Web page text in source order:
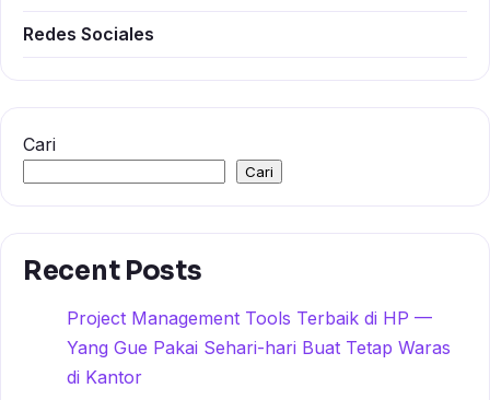
Redes Sociales
Cari
Cari
Recent Posts
Project Management Tools Terbaik di HP —
Yang Gue Pakai Sehari-hari Buat Tetap Waras
di Kantor